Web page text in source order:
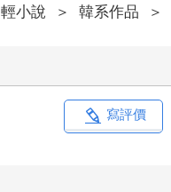
輕小說 ＞ 韓系作品 ＞
寫評價